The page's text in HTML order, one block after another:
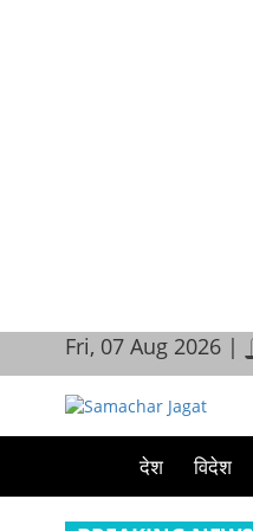
Fri, 07 Aug 2026 |
देश विदेश